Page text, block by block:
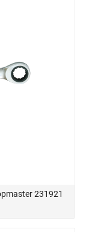
231921